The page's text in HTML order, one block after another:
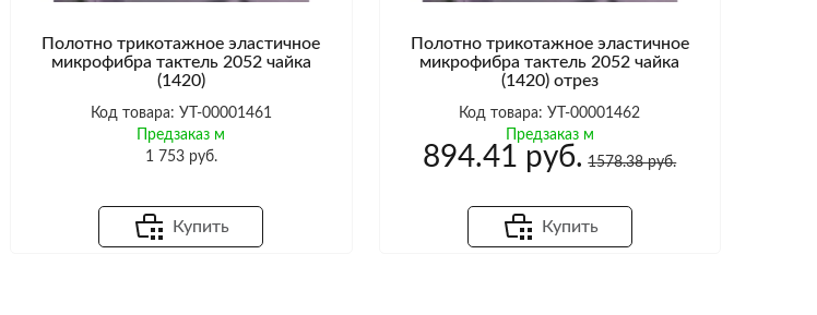
Полотно трикотажное эластичное
микрофибра тактель 2052 чайка
(1420)
Код товара: УТ-00001461
Предзаказ м
1 753 руб.
Купить
Полотно трикотажное эластичное
микрофибра тактель 2052 чайка
(1420) отрез
Код товара: УТ-00001462
Предзаказ м
894.41 руб. 1578.38 руб.
Купить